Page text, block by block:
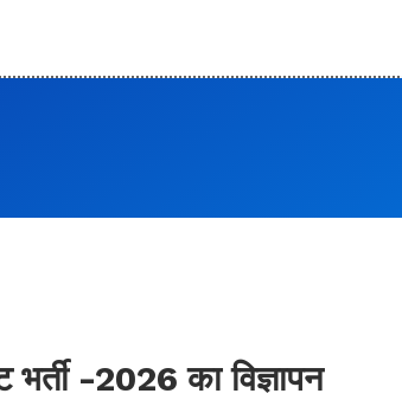
-2026 का विज्ञापन